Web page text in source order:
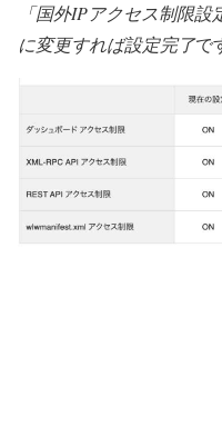
「国外IPアクセス制限
に変更すれば設定完了で